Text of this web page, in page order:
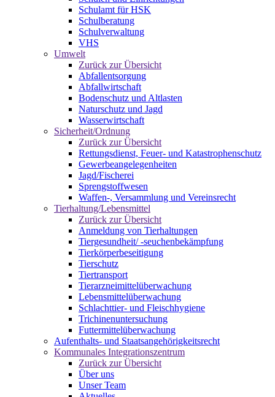
Schulamt für HSK
Schulberatung
Schulverwaltung
VHS
Umwelt
Zurück zur Übersicht
Abfallentsorgung
Abfallwirtschaft
Bodenschutz und Altlasten
Naturschutz und Jagd
Wasserwirtschaft
Sicherheit/Ordnung
Zurück zur Übersicht
Rettungsdienst, Feuer- und Katastrophenschutz
Gewerbeangelegenheiten
Jagd/Fischerei
Sprengstoffwesen
Waffen-, Versammlung und Vereinsrecht
Tierhaltung/Lebensmittel
Zurück zur Übersicht
Anmeldung von Tierhaltungen
Tiergesundheit/ -seuchenbekämpfung
Tierkörperbeseitigung
Tierschutz
Tiertransport
Tierarzneimittelüberwachung
Lebensmittelüberwachung
Schlachttier- und Fleischhygiene
Trichinenuntersuchung
Futtermittelüberwachung
Aufenthalts- und Staatsangehörigkeitsrecht
Kommunales Integrationszentrum
Zurück zur Übersicht
Über uns
Unser Team